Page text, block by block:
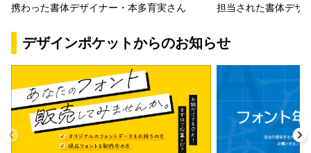
携わった書体デザイナー・本多育実さん
担当された書体デザ
デザインポケットからのお知らせ